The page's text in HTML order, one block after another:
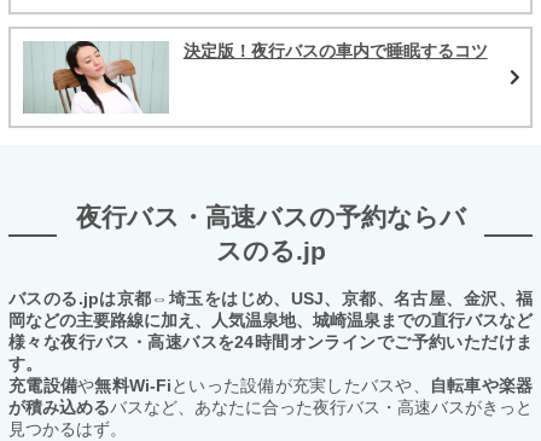
決定版！夜行バスの車内で睡眠するコツ
夜行バス・高速バスの予約ならバ
スのる.jp
バスのる.jpは京都⇔埼玉をはじめ、USJ、京都、名古屋、金沢、福
岡などの主要路線に加え、人気温泉地、城崎温泉までの直行バスなど
様々な夜行バス・高速バスを24時間オンラインでご予約いただけま
す。
充電設備や無料Wi-Fiといった設備が充実したバスや、
自転車や楽器
が積み込めるバスなど、あなたに合った夜行バス・高速バスがきっと
見つかるはず。